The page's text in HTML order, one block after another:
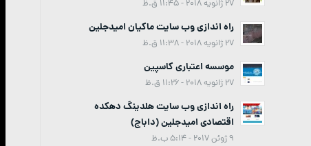
27 ژانویه 2018 - 11:45 ق.ظ
راه اندازی وب سایت ماکیان امیدجلین
27 ژانویه 2018 - 11:38 ق.ظ
موسسه اعتباری کاسپین
27 ژانویه 2018 - 11:26 ق.ظ
راه اندازی وب سایت هلدینگ دهکده
اقتصادی امیدجلین (داباج)
9 ژوئن 2017 - 5:14 ب.ظ